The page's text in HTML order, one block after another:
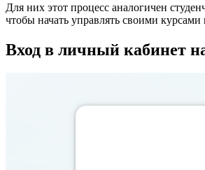
Для них этот процесс аналогичен
чтобы начать управлять своими
Вход в личный кабинет